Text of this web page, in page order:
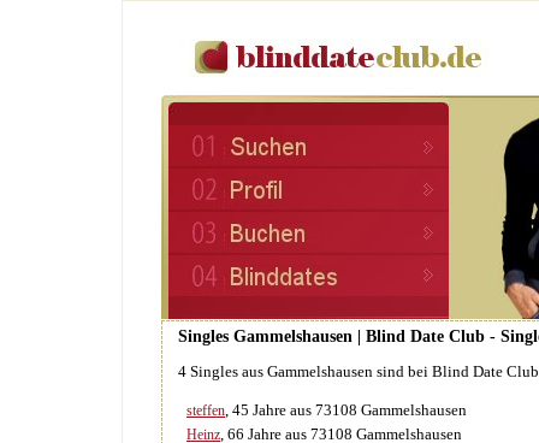
Singles Gammelshausen | Blind Date Club -
4 Singles aus Gammelshausen sind bei Blind Date
steffen, 45 Jahre aus 73108 Gammelshausen
Heinz, 66 Jahre aus 73108 Gammelshausen